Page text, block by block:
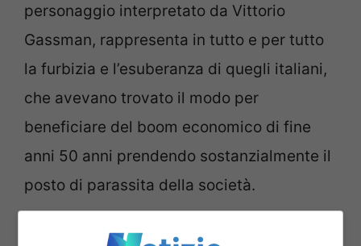
personaggio interpretato da Vittorio
Gassman, rappresenta in tutto e per tutto
la furbizia e l’esuberanza di quegli italiani,
che avevano trovato il modo per
beneficiare del boom economico di fine
anni 50 anni prendendo sostanzialmente il
posto di parassita della società.